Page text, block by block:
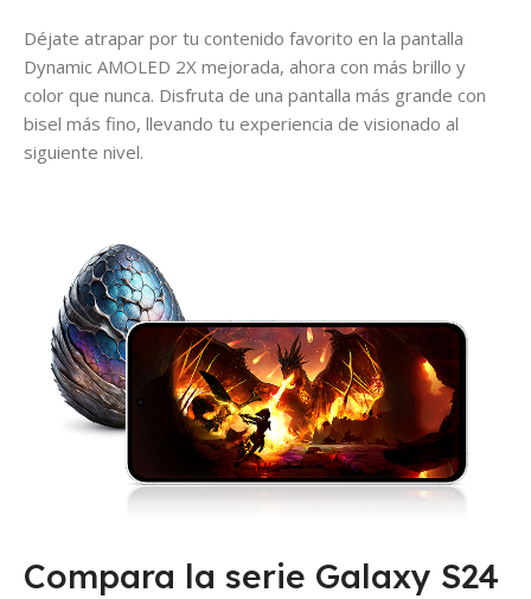
Déjate atrapar por tu contenido favorito en la pantalla
Dynamic AMOLED 2X mejorada, ahora con más brillo y
color que nunca. Disfruta de una pantalla más grande con
bisel más fino, llevando tu experiencia de visionado al
siguiente nivel.
Compara la serie Galaxy S24